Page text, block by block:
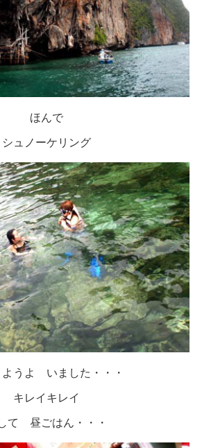
ほんで
シュノーケリング
うよ いました・・・
キレイキレイ
て 昼ごはん・・・